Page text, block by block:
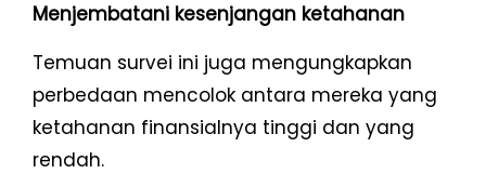
Menjembatani kesenjangan ketahanan
Temuan survei ini juga mengungkapkan
perbedaan mencolok antara mereka yang
ketahanan finansialnya tinggi dan yang
rendah.